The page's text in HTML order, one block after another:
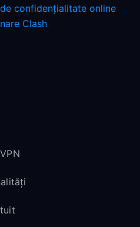
confidențialitate online
Clash